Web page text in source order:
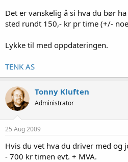
Det er vanskelig å si hva du bør
sted rundt 150,- kr pr time (+/-
Lykke til med oppdateringen.
TENK AS
Tonny Kluften
Administrator
25 Aug 2009
Hvis du vet hva du driver med og
- 700 kr timen evt. + MVA.